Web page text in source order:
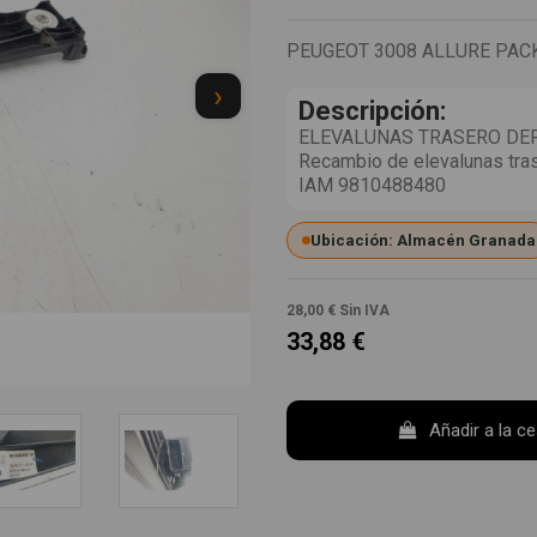
›
PEUGEOT 3008 ALLURE
Descripción:
ELEVALUNAS TRASERO
Recambio de elevalunas
IAM 9810488480
Ubicación: Almacén Granada
28,00 € Sin IVA
33,88 €
Añadir a la